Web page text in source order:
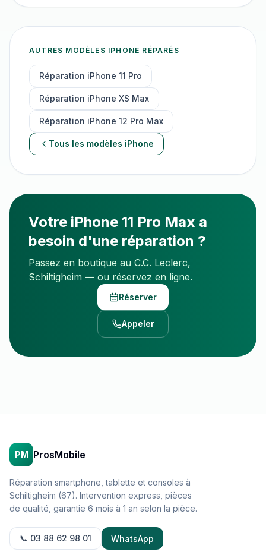
AUTRES MODÈLES IPHONE RÉPARÉS
Réparation iPhone 11 Pro
Réparation iPhone XS Max
Réparation iPhone 12 Pro Max
Tous les modèles iPhone
Votre iPhone 11 Pro Max a
besoin d'une réparation ?
Passez en boutique au C.C. Leclerc,
Schiltigheim — ou réservez en ligne.
Réserver
Appeler
PM ProsMobile
Réparation smartphone, tablette et consoles à
Schiltigheim (67). Intervention express, pièces
de qualité, garantie 6 mois à 1 an selon la pièce.
📞 03 88 62 98 01 WhatsApp